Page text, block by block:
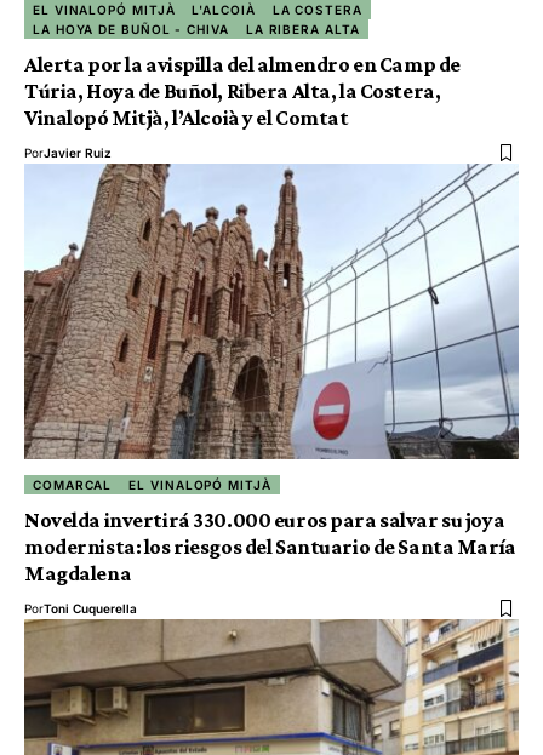
EL VINALOPÓ MITJÀ
L'ALCOIÀ
LA COSTERA
LA HOYA DE BUÑOL - CHIVA
LA RIBERA ALTA
Alerta por la avispilla del almendro en Camp de
Túria, Hoya de Buñol, Ribera Alta, la Costera,
Vinalopó Mitjà, l’Alcoià y el Comtat
PorJavier Ruiz
COMARCAL EL VINALOPÓ MITJÀ
Novelda invertirá 330.000 euros para salvar su joya
modernista: los riesgos del Santuario de Santa María
Magdalena
PorToni Cuquerella